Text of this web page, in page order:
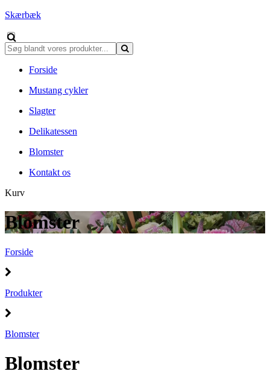
Skærbæk
Forside
Mustang cykler
Slagter
Delikatessen
Blomster
Kontakt os
Kurv
Blomster
Forside
Produkter
Blomster
Blomster